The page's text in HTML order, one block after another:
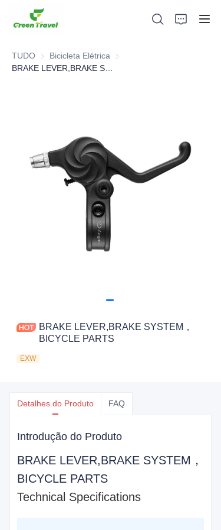
TUDO Bicicleta Elétrica Bicicleta Elétrica
BRAKE LEVER,BRAKE SYSTEM，
BICYCLE PARTS
EXW
Detalhes do Produto FAQ
Introdução do Produto
BRAKE LEVER,BRAKE SYSTEM，
BICYCLE PARTS
Technical Specifications
Sobre nós
Notícias e Casos de Cooperação
Bases e Processos de Fabricação